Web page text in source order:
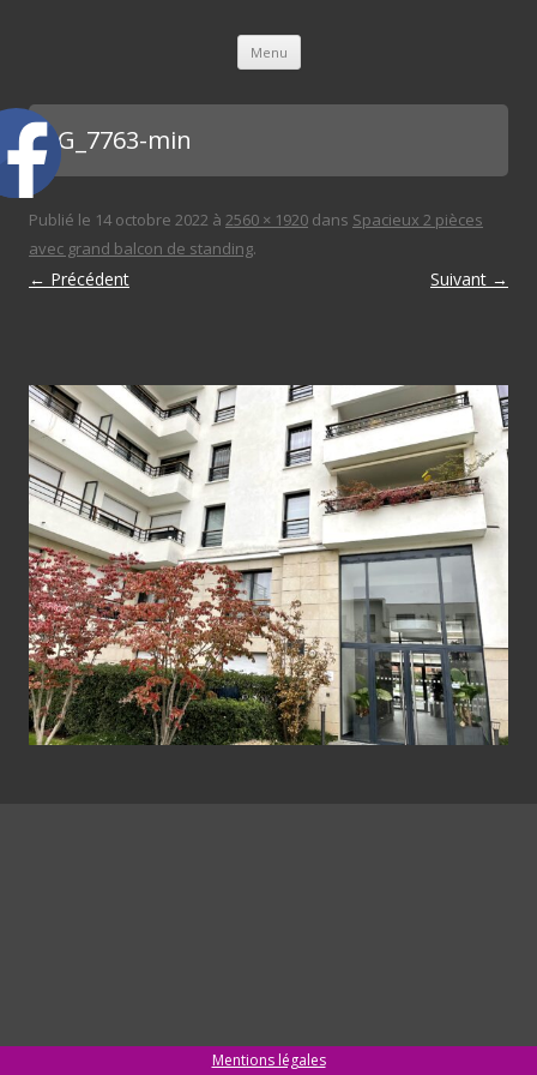
Menu Aller au contenu principal
IMG_7763-min
Publié le 14 octobre 2022 à 2560 × 1920 dans Spacieux 2 pièces
avec grand balcon de standing.
← Précédent Suivant →
Mentions légales